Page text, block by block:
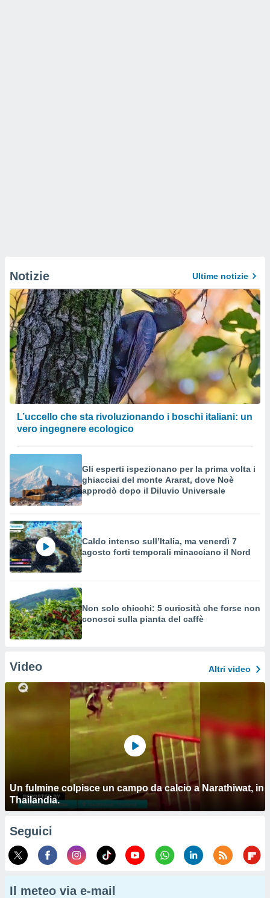
Notizie Ultime notizie
L’uccello che sta rivoluzionando i boschi italiani: un
vero ingegnere ecologico
Gli esperti ispezionano per la prima volta i
ghiacciai del monte Ararat, dove Noè
approdò dopo il Diluvio Universale
Caldo intenso sull’Italia, ma venerdì 7
agosto forti temporali minacciano il Nord
Non solo chicchi: 5 curiosità che forse non
conosci sulla pianta del caffè
Video Altri video
Un fulmine colpisce un campo da calcio a Narathiwat, in
Thailandia.
Seguici
Il meteo via e-mail